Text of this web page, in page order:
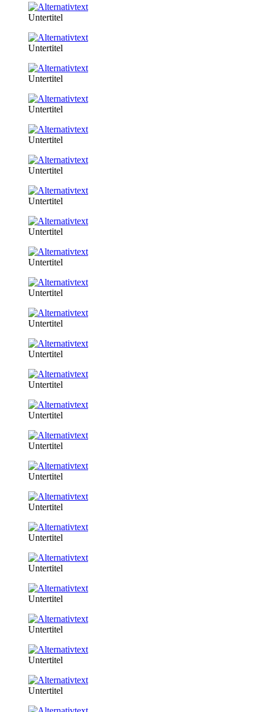
Untertitel
Untertitel
Untertitel
Untertitel
Untertitel
Untertitel
Untertitel
Untertitel
Untertitel
Untertitel
Untertitel
Untertitel
Untertitel
Untertitel
Untertitel
Untertitel
Untertitel
Untertitel
Untertitel
Untertitel
Untertitel
Untertitel
Untertitel